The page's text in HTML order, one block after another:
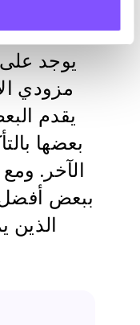
يوجد على
مزودي
يقدم
بعضها
الآخر.
ببعض أفضل
الذين